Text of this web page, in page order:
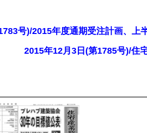
号)/2015年度通期受注計画、上
2015年12月3日(第1785号)/住